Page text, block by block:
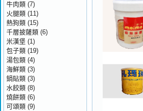
牛肉類 (7)
火腿類 (11)
熱狗類 (15)
千層披薩類 (6)
米漢堡 (1)
包子類 (19)
湯包類 (4)
海鮮類 (3)
鍋貼類 (3)
水餃類 (8)
燒餅類 (6)
可頌類 (9)